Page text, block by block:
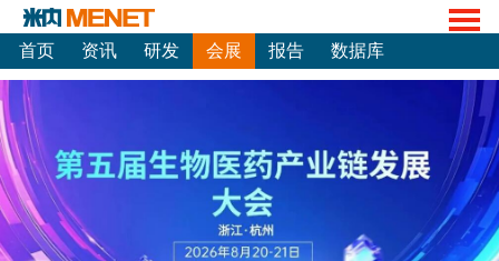
首页 资讯 研发 会展 报告 数据库